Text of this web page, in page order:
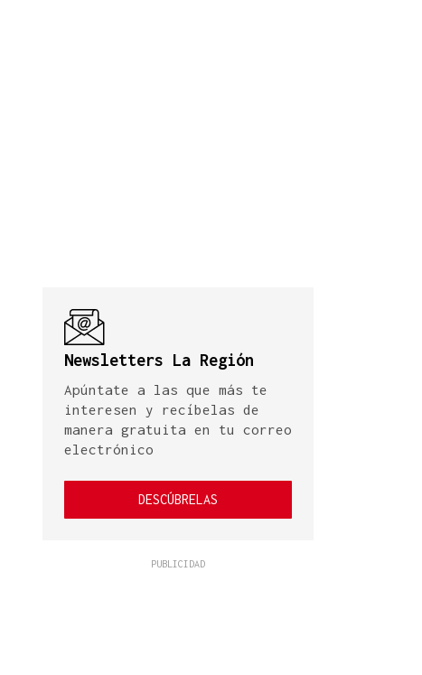
Newsletters La Región
Apúntate a las que más te
interesen y recíbelas de
manera gratuita en tu correo
electrónico
DESCÚBRELAS